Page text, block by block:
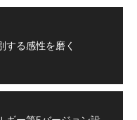
する感性を磨く